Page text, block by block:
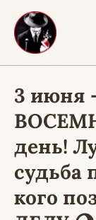
Перейти
содержимому
3 июня
день!
судьба
кого